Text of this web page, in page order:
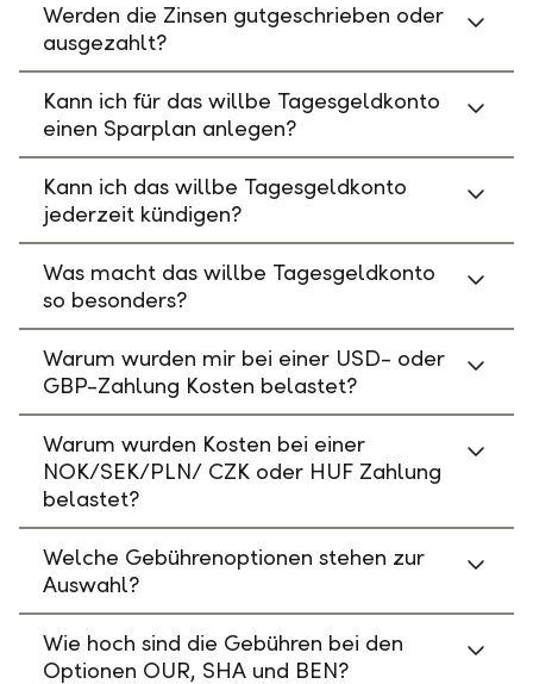
Werden die Zinsen gutgeschrieben oder
ausgezahlt?
Kann ich für das willbe Tagesgeldkonto
einen Sparplan anlegen?
Kann ich das willbe Tagesgeldkonto
jederzeit kündigen?
Was macht das willbe Tagesgeldkonto
so besonders?
Warum wurden mir bei einer USD- oder
GBP-Zahlung Kosten belastet?
Warum wurden Kosten bei einer
NOK/SEK/PLN/ CZK oder HUF Zahlung
belastet?
Welche Gebührenoptionen stehen zur
Auswahl?
Wie hoch sind die Gebühren bei den
Optionen OUR, SHA und BEN?